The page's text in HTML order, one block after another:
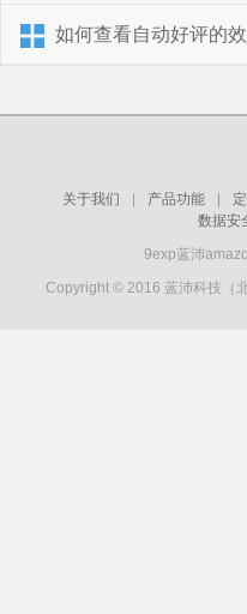
如何查看自动好评的效
关于我们 产品功能
数据安
9exp蓝沛
Copyright © 2016 蓝沛科技（